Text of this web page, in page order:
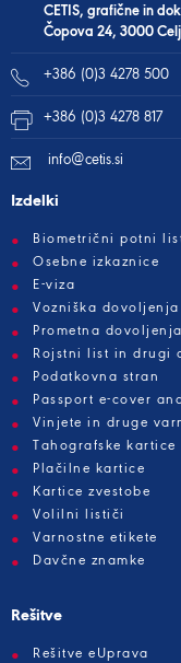
CETIS, grafične in
Čopova 24, 3000
+386 (0)3 4278 500
+386 (0)3 4278 817
info@cetis.si
Izdelki
Biometrični potni
Osebne izkaznice
E-viza
Vozniška dovoljenja
Prometna dovoljenja
Rojstni list in drugi
Podatkovna stran
Passport e-cover
Vinjete in druge
Tahografske kartice
Plačilne kartice
Kartice zvestobe
Volilni lističi
Varnostne etikete
Davčne znamke
Rešitve
Rešitve eUprava